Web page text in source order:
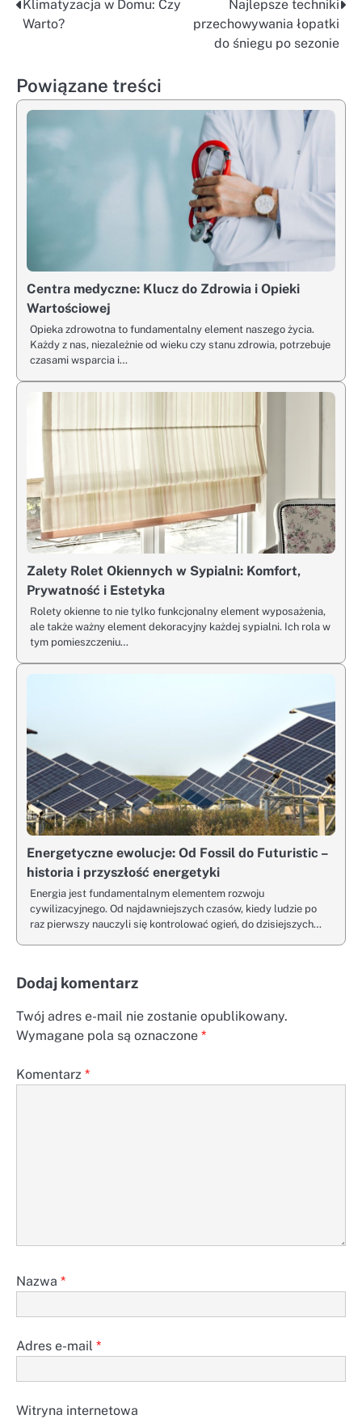
Nawigacja
Klimatyzacja w Domu: Czy
Warto?
Najlepsze techniki
przechowywania łopatki
do śniegu po sezonie
Powiązane treści
Centra medyczne: Klucz do Zdrowia i Opieki
Wartościowej
Opieka zdrowotna to fundamentalny element naszego życia.
Każdy z nas, niezależnie od wieku czy stanu zdrowia, potrzebuje
czasami wsparcia i…
Zalety Rolet Okiennych w Sypialni: Komfort,
Prywatność i Estetyka
Rolety okienne to nie tylko funkcjonalny element wyposażenia,
ale także ważny element dekoracyjny każdej sypialni. Ich rola w
tym pomieszczeniu…
Energetyczne ewolucje: Od Fossil do Futuristic –
historia i przyszłość energetyki
Energia jest fundamentalnym elementem rozwoju
cywilizacyjnego. Od najdawniejszych czasów, kiedy ludzie po
raz pierwszy nauczyli się kontrolować ogień, do dzisiejszych…
Dodaj komentarz
Twój adres e-mail nie zostanie opublikowany.
Wymagane pola są oznaczone *
Komentarz *
Nazwa *
Adres e-mail *
Witryna internetowa